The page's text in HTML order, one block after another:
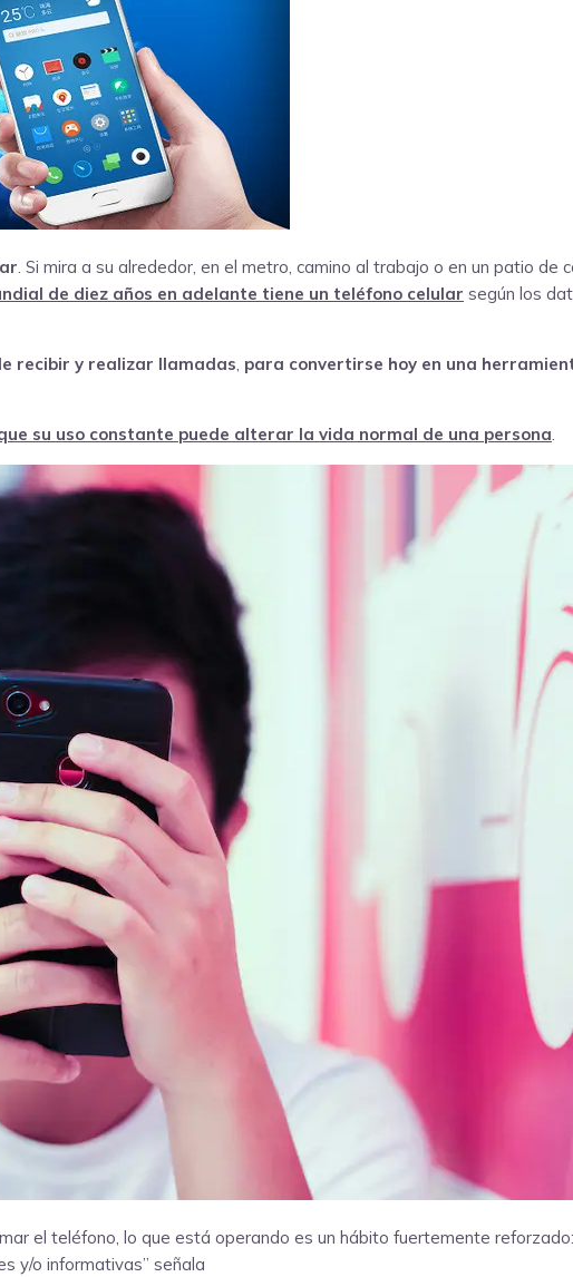
. Si mira a su alrededor, en el metro, camino al trabajo o en un patio de
de diez años en adelante tiene un teléfono celular según los
recibir y realizar llamadas, para convertirse hoy en una
su uso constante puede alterar la vida normal de una persona.
el teléfono, lo que está operando es un hábito fuertemente
y/o informativas” señala